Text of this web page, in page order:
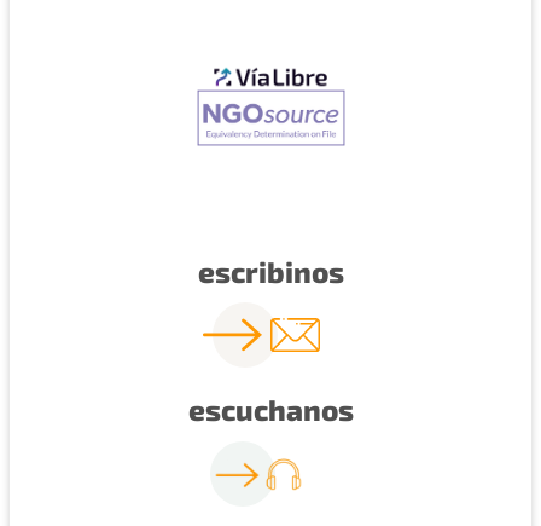
escribinos
escuchanos